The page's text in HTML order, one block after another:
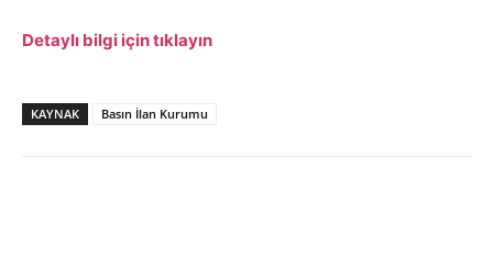
Detaylı bilgi için tıklayın
KAYNAK Basın İlan Kurumu